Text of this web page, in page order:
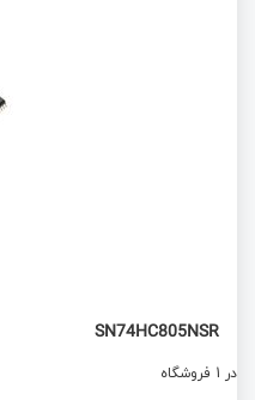
SN74HC805NSR
در 1 فروشگاه